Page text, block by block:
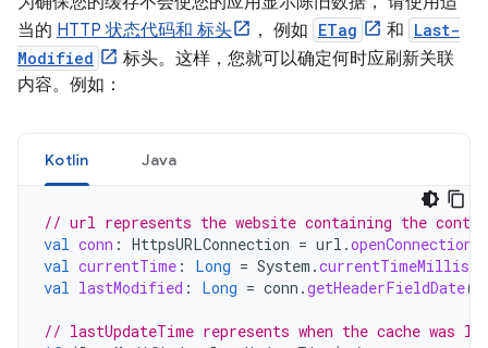
当的 HTTP 状态代码和 标头 ， 例如 ETag 和 Last-
Modified
标头。这样，您就可以确定何时应刷新关联
内容。例如：
Kotlin Java
// url represents the website containing the
val conn : HttpsURLConnection = url .openConnection
val currentTime : Long = System .currentTimeMillis
val lastModified : Long = conn .getHeaderFieldDate(
// lastUpdateTime represents when the cache was